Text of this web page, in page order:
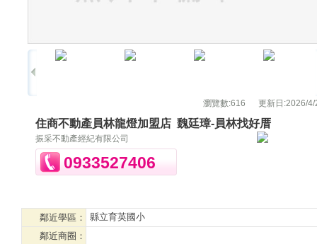
瀏覽數:616 更新日:2026/4/
住商不動產員林龍燈加盟店 魏廷璋-員林找好厝
振采不動產經紀有限公司
0933527406
鄰近學區：
縣立育英國小
鄰近商圈：